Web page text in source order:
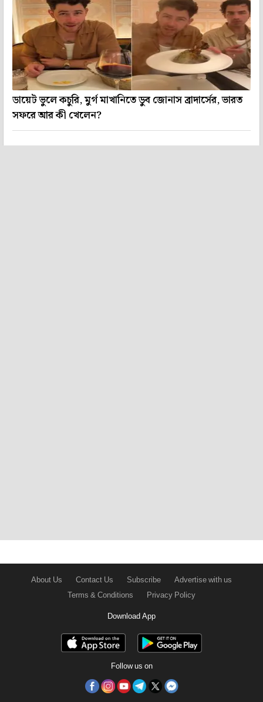
ডায়েট ভুলে কচুরি, মুর্গ মাখানিতে ডুব জোনাস ব্রাদার্সের, ভারত
সফরে আর কী খেলেন?
About Us Contact Us Subscribe
Advertise with us
Terms & Conditions
Privacy Policy
Download App
Follow us on